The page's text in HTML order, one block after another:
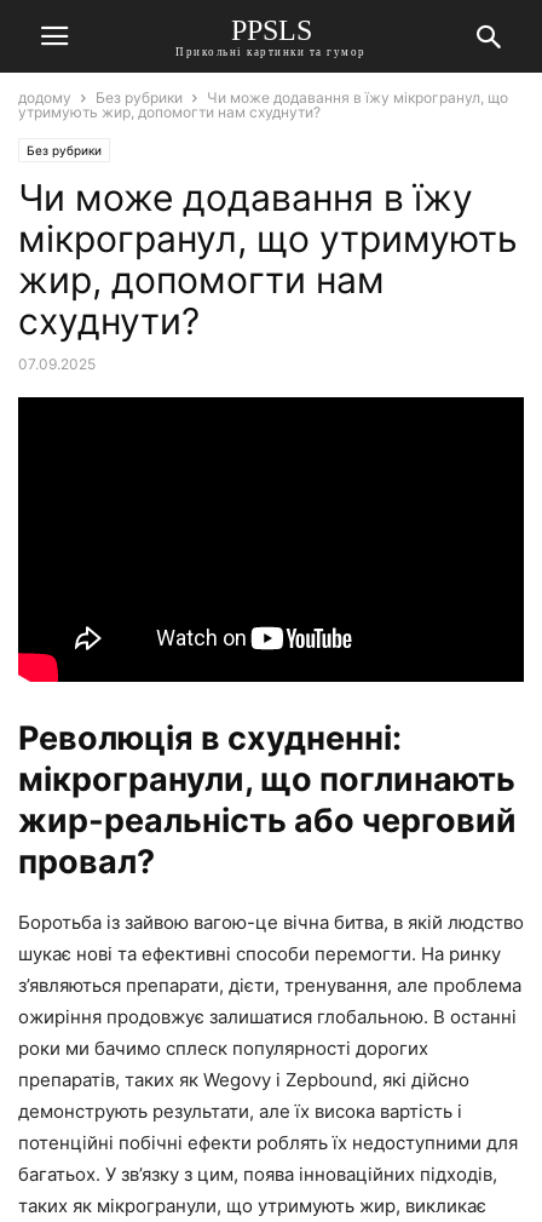
PPSLS
Прикольні картинки та гумор
додому Без рубрики
Чи може додавання в їжу мікрогранул, що
утримують жир, допомогти нам схуднути?
Без рубрики
Чи може додавання в їжу
мікрогранул, що утримують
жир, допомогти нам
схуднути?
07.09.2025
Революція в схудненні:
мікрогранули, що поглинають
жир-реальність або черговий
провал?
Боротьба із зайвою вагою-це вічна битва, в якій людство
шукає нові та ефективні способи перемогти. На ринку
з’являються препарати, дієти, тренування, але проблема
ожиріння продовжує залишатися глобальною. В останні
роки ми бачимо сплеск популярності дорогих
препаратів, таких як Wegovy і Zepbound, які дійсно
демонструють результати, але їх висока вартість і
потенційні побічні ефекти роблять їх недоступними для
багатьох. У зв’язку з цим, поява інноваційних підходів,
таких як мікрогранули, що утримують жир, викликає